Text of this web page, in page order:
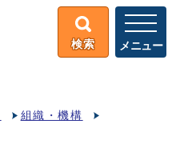
検索 メニュー
組織・機構